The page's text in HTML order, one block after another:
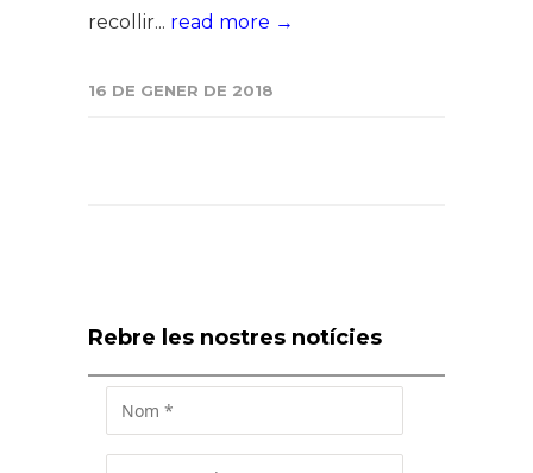
recollir... read more →
16 DE GENER DE 2018
Rebre les nostres notícies